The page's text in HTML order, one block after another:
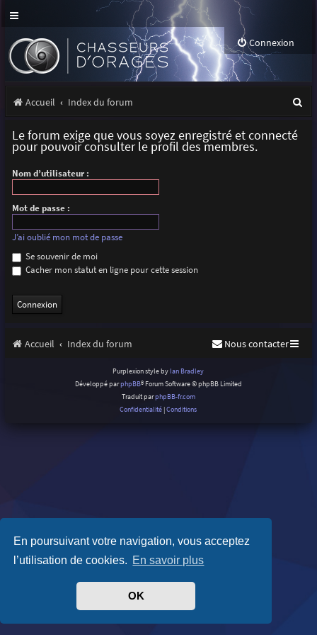
En poursuivant votre navigation, vous acceptez
l’utilisation de cookies. En savoir plus
OK
Connexion
Accueil Index du forum
Le forum exige que vous soyez enregistré et connecté
pour pouvoir consulter le profil des membres.
Nom d’utilisateur :
Mot de passe :
J’ai oublié mon mot de passe
Se souvenir de moi
Cacher mon statut en ligne pour cette session
Accueil Index du forum Nous contacter
Purplexion style by Ian Bradley
Développé parphpBB® Forum Software © phpBB Limited
Traduit parphpBB-fr.com
Confidentialité |Conditions